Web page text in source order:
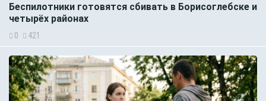
Беспилотники готовятся сбивать в Борисоглебске и
четырёх районах
0 421